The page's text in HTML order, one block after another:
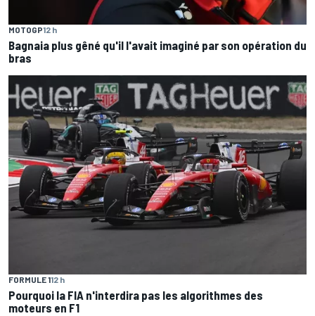
MOTOGP12 h
Bagnaia plus gêné qu'il l'avait imaginé par son opération du
bras
FORMULE 112 h
Pourquoi la FIA n'interdira pas les algorithmes des
moteurs en F1